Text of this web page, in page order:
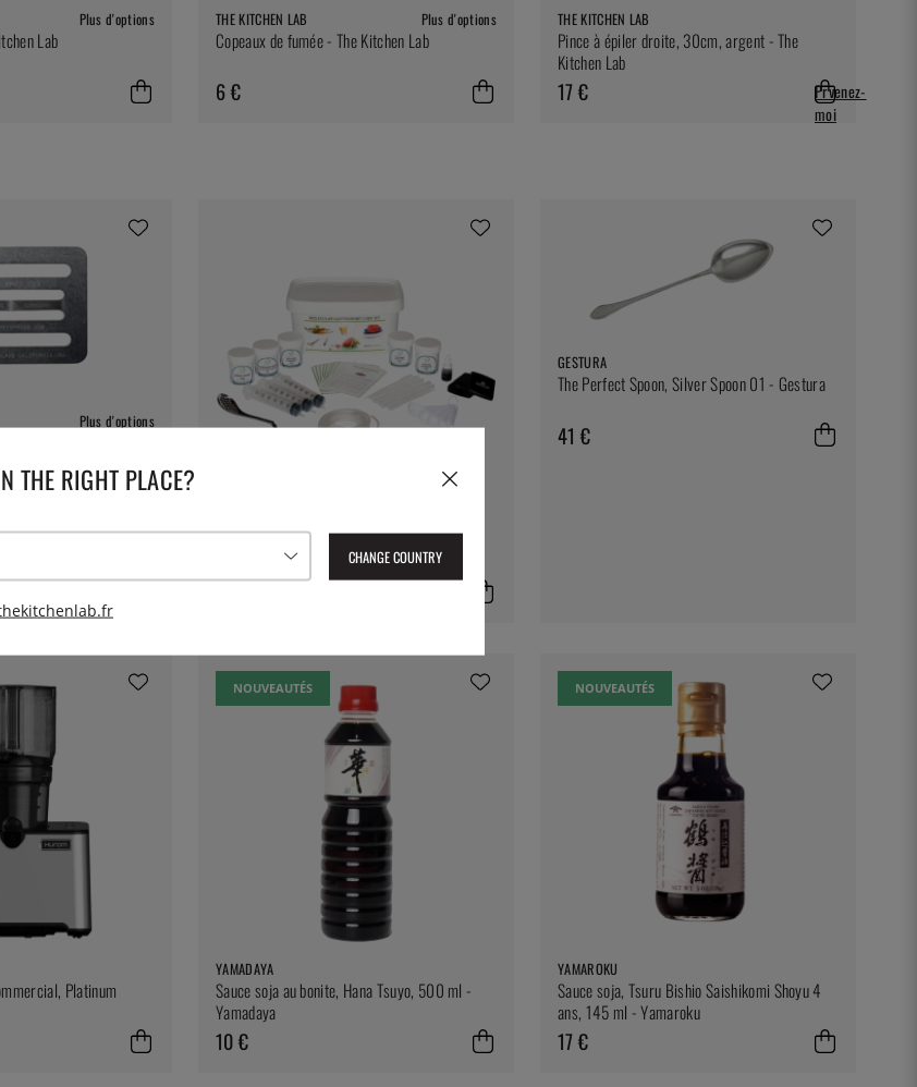
Plus d'options
Lab
THE KITCHEN LAB Plus d'options
Copeaux de fumée - The Kitchen Lab
6 €
THE KITCHEN LAB
Pince à épiler droite, 30cm, argent - The
Kitchen Lab
17 €
Prvenez-
moi
Plus d'options
à rôtir - Bruce Hill
Chef Kit, Gastronomie moléculaire - The
71 €
GESTURA
The Perfect Spoon, Silver Spoon 01 - Gestura
41 €
Platinum
NOUVEAUTÉS
YAMADAYA
Sauce soja au bonite, Hana Tsuyo, 500 ml -
Yamadaya
10 €
NOUVEAUTÉS
YAMAROKU
Sauce soja, Tsuru Bishio Saishikomi Shoyu 4
ans, 145 ml - Yamaroku
17 €
THE RIGHT PLACE?
CHANGE COUNTRY